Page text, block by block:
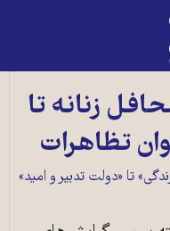
زنانه تا
تظاهرات
تا «دولت تدبیر و امید»